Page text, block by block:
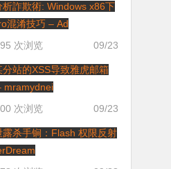
析詐欺術: Windows x86下
混淆技巧 – Ad
09/23
次浏览
分站的XSS导致雅虎邮箱
mramydnei
09/23
次浏览
露杀手锏：Flash 权限反射